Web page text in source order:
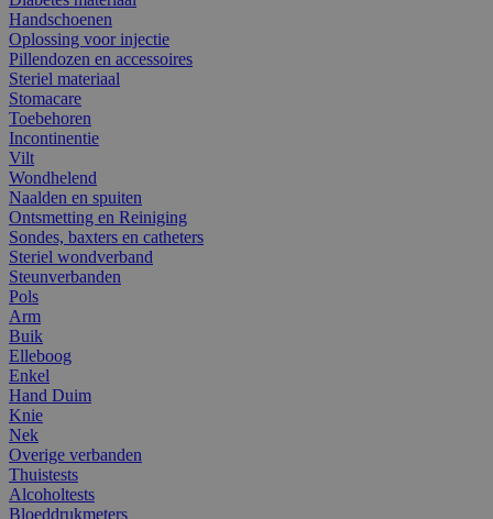
Handschoenen
Oplossing voor injectie
Pillendozen en accessoires
Steriel materiaal
Stomacare
Toebehoren
Incontinentie
Vilt
Wondhelend
Naalden en spuiten
Ontsmetting en Reiniging
Sondes, baxters en catheters
Steriel wondverband
Steunverbanden
Pols
Arm
Buik
Elleboog
Enkel
Hand Duim
Knie
Nek
Overige verbanden
Thuistests
Alcoholtests
Bloeddrukmeters